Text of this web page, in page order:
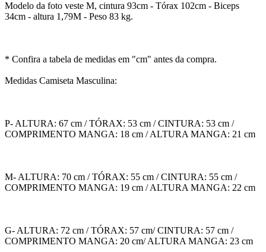
Modelo da foto veste M, cintura 93cm - Tórax 102cm - Biceps
34cm - altura 1,79M - Peso 83 kg.
* Confira a tabela de medidas em "cm" antes da compra.
Medidas Camiseta Masculina:
P- ALTURA: 67 cm / TÓRAX: 53 cm / CINTURA: 53 cm /
COMPRIMENTO MANGA: 18 cm / ALTURA MANGA: 21 cm
M- ALTURA: 70 cm / TÓRAX: 55 cm / CINTURA: 55 cm /
COMPRIMENTO MANGA: 19 cm / ALTURA MANGA: 22 cm
G- ALTURA: 72 cm / TÓRAX: 57 cm/ CINTURA: 57 cm /
COMPRIMENTO MANGA: 20 cm/ ALTURA MANGA: 23 cm